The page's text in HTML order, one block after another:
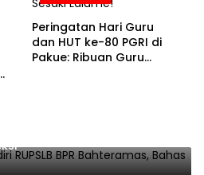
Peringatan Hari Guru
dan HUT ke-80 PGRI di
Pakue: Ribuan Guru
RUPSLB BPR Bahteramas,